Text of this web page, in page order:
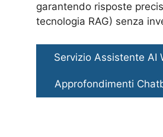
garantendo risposte
tecnologia RAG) senza
Servizio Assistente AI
Approfondimenti